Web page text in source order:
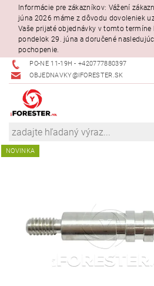
Informácie pre zákazníkov: Vážení
júna 2026 máme z dôvodu dovoleniek
Vaše prijaté objednávky v tomto termíne
pondelok 29. júna a doručené
pochopenie.
PO-NE 11-19H - +420777880397
OBJEDNAVKY@IFORESTER.SK
NOVINKA